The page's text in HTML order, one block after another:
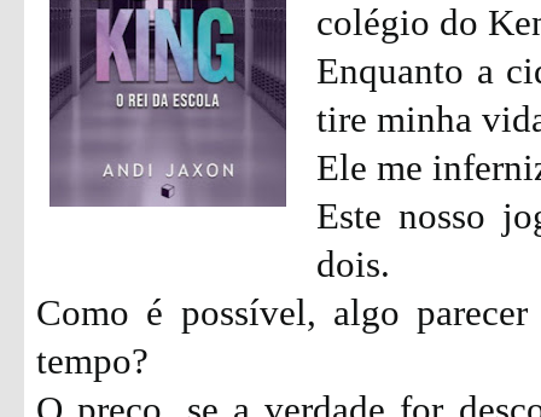
colégio do
Enquanto a
tire minha
Ele me
Este nosso
dois.
Como é possível, algo
tempo?